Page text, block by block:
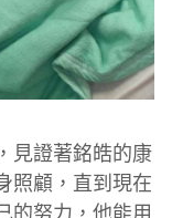
見證著銘皓的康
照顧，直到現在
的努力，他能用